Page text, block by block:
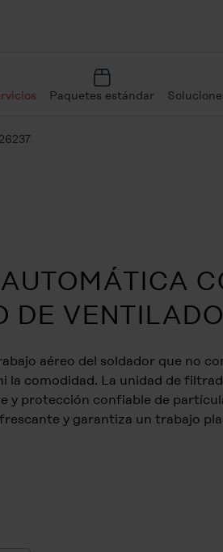
Paquetes estándar
DE
aéreo del soldador que no
la comodidad. La unidad de
y protección confiable de
y garantiza un trabajo